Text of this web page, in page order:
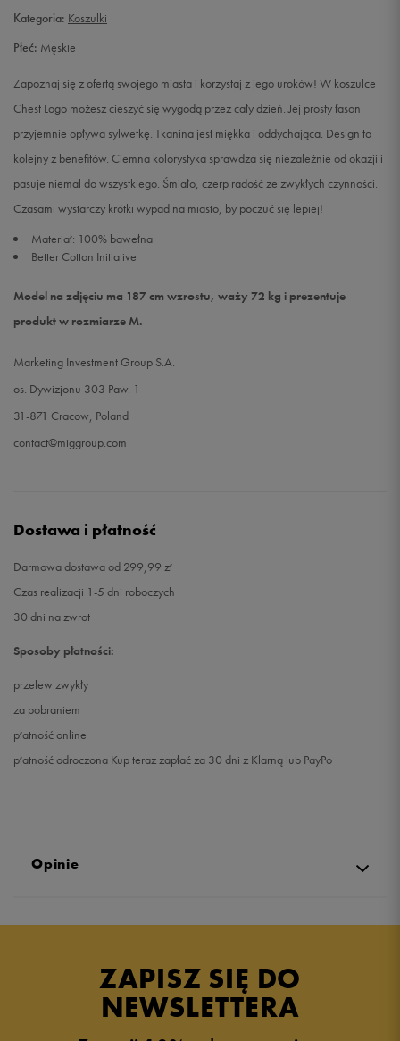
Kategoria: Koszulki
Płeć: Męskie
Zapoznaj się z ofertą swojego miasta i korzystaj z jego uroków! W koszulce
Chest Logo możesz cieszyć się wygodą przez cały dzień. Jej prosty fason
przyjemnie opływa sylwetkę. Tkanina jest miękka i oddychająca. Design to
kolejny z benefitów. Ciemna kolorystyka sprawdza się niezależnie od okazji i
pasuje niemal do wszystkiego. Śmiało, czerp radość ze zwykłych czynności.
Czasami wystarczy krótki wypad na miasto, by poczuć się lepiej!
Materiał: 100% bawełna
Better Cotton Initiative
Model na zdjęciu ma 187 cm wzrostu, waży 72 kg i prezentuje
produkt w rozmiarze M.
Marketing Investment Group S.A.
os. Dywizjonu 303 Paw. 1
31-871 Cracow, Poland
contact@miggroup.com
Dostawa i płatność
Darmowa dostawa od 299,99 zł
Czas realizacji 1-5 dni roboczych
30 dni na zwrot
Sposoby płatności:
przelew zwykły
za pobraniem
płatność online
płatność odroczona Kup teraz zapłać za 30 dni z Klarną lub PayPo
Opinie
4.9
zebranych i zweryfikowanych przez
ZAPISZ SIĘ DO
NEWSLETTERA